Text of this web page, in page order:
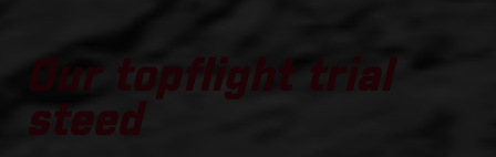
Our topflight trial
steed